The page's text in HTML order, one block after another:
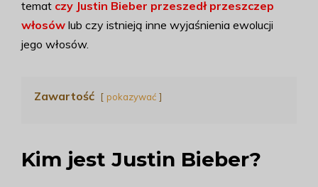
temat czy Justin Bieber przeszedł przeszczep
włosów lub czy istnieją inne wyjaśnienia ewolucji
jego włosów.
Zawartość pokazywać
Kim jest Justin Bieber?